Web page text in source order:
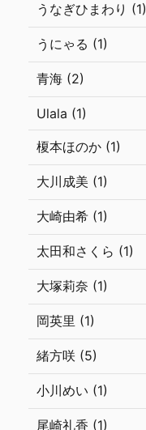
うなぎひまわり (1)
うにゃる (1)
青海 (2)
Ulala (1)
榎本ほのか (1)
大川成美 (1)
大崎由希 (1)
太田和さくら (1)
大塚莉奈 (1)
岡英里 (1)
緒方咲 (5)
小川めい (1)
尾崎礼香 (1)